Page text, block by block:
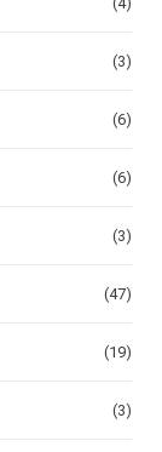
(3)
(6)
(6)
(3)
(47)
(19)
(3)